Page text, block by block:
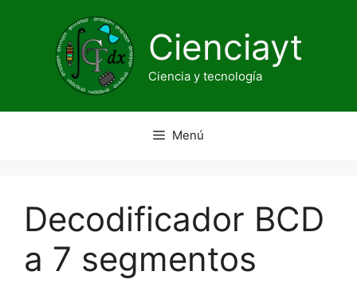
contenido
Cienciayt
Ciencia y tecnología
Menú
Decodificador BCD
a 7 segmentos